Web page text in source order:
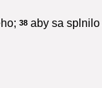
38 aby sa